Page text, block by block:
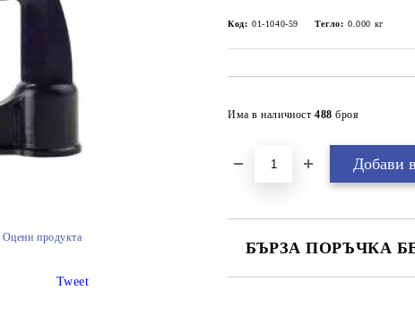
Код: 01-1040-59 Тегло: 0.000 кг
Има в наличност 488 броя
БЪРЗА ПОРЪЧКА
Оцени продукта
Tweet